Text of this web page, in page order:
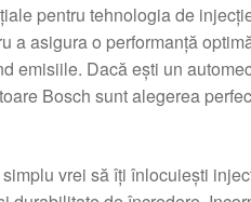
pentru tehnologia de
a asigura o performanță
emisiile. Dacă ești un
Bosch sunt alegerea
vrei să îți înlocuiești